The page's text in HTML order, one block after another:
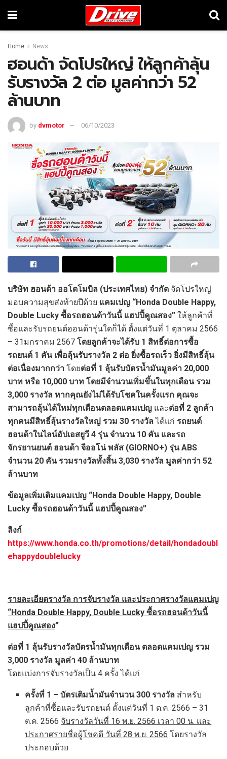
Home News
ฮอนด้า จัดโปรใหญ่ ให้ลูกค้าลุ้น
รับรางวัล 2 ต่อ มูลค่ากว่า 52
ล้านบาท
by dvmotor 06/10/2023
บริษัท ฮอนด้า ออโตโมบิล (ประเทศไทย) จำกัด จัดโปรใหญ่
มอบความสุขส่งท้ายปีด้วย แคมเปญ “Honda Double Happy,
Double Lucky ซื้อรถฮอนด้าวันนี้ แฮปปี้คูณสอง” ให้ลูกค้าที่
ซื้อและรับรถยนต์ฮอนด้ารุ่นใดก็ได้ ตั้งแต่วันที่ 1 ตุลาคม 2566
– 31มกราคม 2567 โดยลูกค้าจะได้รับ 1 สิทธิ์ต่อการซื้อ
รถยนต์ 1 คัน เพื่อลุ้นรับรางวัล 2 ต่อ ยิ่งซื้อรถเร็ว ยิ่งมีสิทธิ์ลุ้น
ต่อเนื่องมากกว่า โดยต่อที่ 1 ลุ้นรับบัตรน้ำมันมูลค่า 20,000
บาท หรือ 10,000 บาท โดยมีจำนวนเพิ่มขึ้นในทุกเดือน รวม
3,000 รางวัล หากคุณยังไม่ได้รับโชคในครั้งแรก คุณจะ
สามารถลุ้นได้ใหม่ทุกเดือนตลอดแคมเปญ และต่อที่ 2 ลูกค้า
ทุกคนมีสิทธิ์ลุ้นรางวัลใหญ่ รวม 30 รางวัลได้แก่ รถยนต์
ฮอนด้าในไลน์อัปเอสยูวี 4 รุ่น จำนวน 10 คัน และรถ
จักรยานยนต์ ฮอนด้า จีออโน่ พลัส (GIORNO+) รุ่นABS
จำนวน 20 คัน รวมรางวัลทั้งสิ้น 3,030 รางวัล มูลค่ากว่า 52
ล้านบาท
ข้อมูลเพิ่มเติมแคมเปญ “Honda Double Happy, Double
Lucky ซื้อรถฮอนด้าวันนี้ แฮปปี้คูณสอง”
ลิงก์
https://www.honda.co.th/promotions/detail/hondadoubl
ehappydoublelucky
รายละเอียดรางวัล การจับรางวัล และประกาศรางวัลแคมเปญ
“Honda Double Happy, Double Lucky ซื้อรถฮอนด้าวันนี้
แฮปปี้คูณสอง”
ต่อที่ 1 ลุ้นรับรางวัลบัตรน้ำมันทุกเดือน ตลอดแคมเปญ รวม
3,000 รางวัล มูลค่า 40 ล้านบาท
โดยแบ่งการจับรางวัลเป็น 4 ครั้ง ได้แก่
ครั้งที่ 1 – บัตรเติมน้ำมันจำนวน 300 รางวัล สำหรับ
ลูกค้าที่ซื้อและรับรถยนต์ ตั้งแต่วันที่ 1 ต.ค. 2566 – 31
ต.ค. 2566 จับรางวัลวันที่ 16 พ.ย. 2566 เวลา 00 น. และ
ประกาศรายชื่อผู้โชคดี วันที่ 28 พ.ย. 2566 โดยรางวัล
ประกอบด้วย